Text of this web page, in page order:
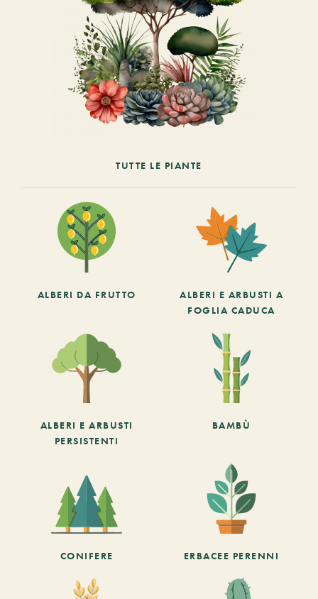
TUTTE LE PIANTE
ALBERI DA FRUTTO
ALBERI E ARBUSTI A
FOGLIA CADUCA
ALBERI E ARBUSTI
PERSISTENTI
BAMBÙ
CONIFERE ERBACEE PERENNI